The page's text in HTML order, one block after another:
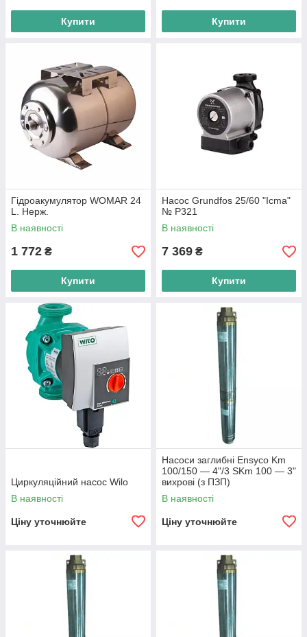
Купити Купити
Гідроакумулятор WOMAR 24
L. Нерж.
В наявності
1 772 ₴
Купити
Насос Grundfos 25/60 "Icma"
№ Р321
В наявності
7 369 ₴
Купити
Циркуляційний насос Wilo
В наявності
Ціну уточнюйте
Насоси заглибні Ensyco Km
100/150 — 4"/3 SKm 100 — 3"
вихрові (з ПЗП)
В наявності
Ціну уточнюйте